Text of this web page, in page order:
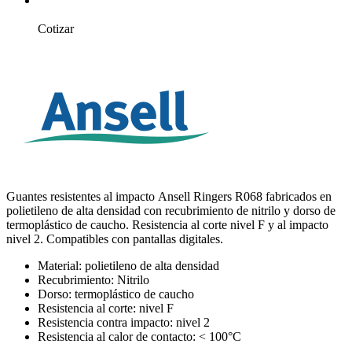
Cotizar
Guantes resistentes al impacto Ansell Ringers R068 fabricados en
polietileno de alta densidad con recubrimiento de nitrilo y dorso de
termoplástico de caucho. Resistencia al corte nivel F y al impacto
nivel 2. Compatibles con pantallas digitales.
Material: polietileno de alta densidad
Recubrimiento: Nitrilo
Dorso: termoplástico de caucho
Resistencia al corte: nivel F
Resistencia contra impacto: nivel 2
Resistencia al calor de contacto: < 100°C